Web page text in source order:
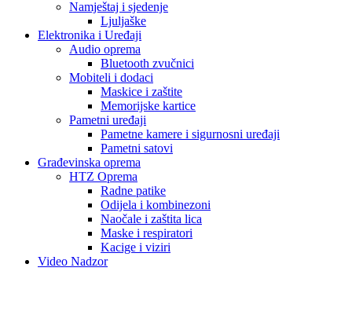
Namještaj i sjedenje
Ljuljaške
Elektronika i Uređaji
Audio oprema
Bluetooth zvučnici
Mobiteli i dodaci
Maskice i zaštite
Memorijske kartice
Pametni uređaji
Pametne kamere i sigurnosni uređaji
Pametni satovi
Građevinska oprema
HTZ Oprema
Radne patike
Odijela i kombinezoni
Naočale i zaštita lica
Maske i respiratori
Kacige i viziri
Video Nadzor